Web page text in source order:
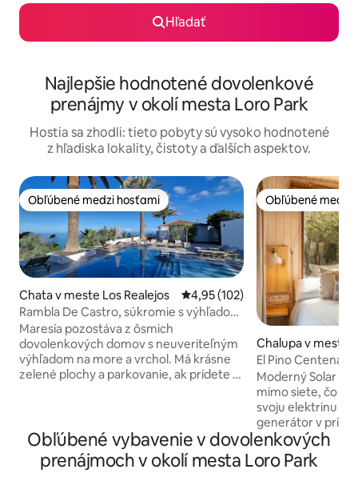
Hľadať
Najlepšie hodnotené dovolenkové
prenájmy v okolí mesta Loro Park
Hostia sa zhodli: tieto pobyty sú vysoko hodnotené
z hľadiska lokality, čistoty a ďalších aspektov.
Obľúbené medzi hosťami
Obľúbené medzi hosťami
Chata v meste Los Realejos Priemerné ohodnotenie 4,95 z
4,95 (102)
Rambla De Castro, súkromie s výhľadom
na more a
Maresía pozostáva z ôsmich
dovolenkových domov s neuveriteľným
výhľadom na more a vrchol. Má krásne
zelené plochy a parkovanie, ak prídete s
nezabudnuteľné západy slnka. Hoci je
počasie na Tenerife veľmi dobré, náš
bazén je vyhrievaný po celý rok.
Obľúbené medzi
Obľúbené medzi
Chalupa v meste
a
El Pino
Moderný Solar
mimo siete, čo
svoju elektrinu zo
generátor v
zrekonštruovaná
Národným
plne kuchári
Obľúbené vybavenie v dovolenkových
prenájmoch v okolí mesta Loro Park